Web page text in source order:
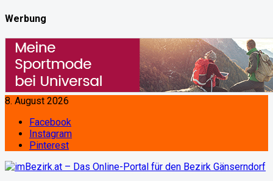
Werbung
8. August 2026
Facebook
Instagram
Pinterest